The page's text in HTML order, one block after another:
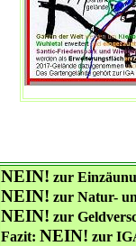
NEIN! zur
NEIN! zur Natur-
NEIN! zur
Fazit: NEIN! zur